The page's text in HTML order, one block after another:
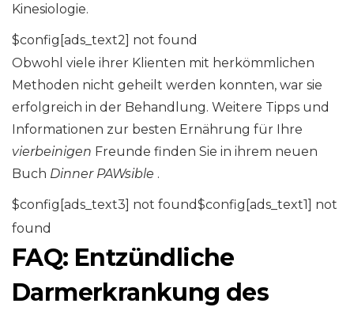
Kinesiologie.
$config[ads_text2] not found
Obwohl viele ihrer Klienten mit herkömmlichen
Methoden nicht geheilt werden konnten, war sie
erfolgreich in der Behandlung. Weitere Tipps und
Informationen zur besten Ernährung für Ihre
vierbeinigen Freunde finden Sie in ihrem neuen
Buch Dinner PAWsible .
$config[ads_text3] not found$config[ads_text1] not
found
FAQ: Entzündliche
Darmerkrankung des